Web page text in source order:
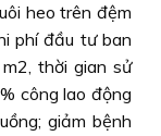
heo trên đệm
phí đầu tư ban
thời gian sử
công lao động
giảm bệnh